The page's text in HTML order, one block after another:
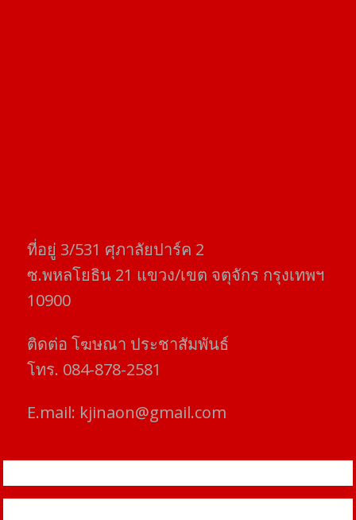
ที่อยู่​ 3/531​ ศุภาลัยปาร์ค​ 2
ซ.พหลโยธิน​ 21​ แขวง/เขต​ จตุจักร​ กรุงเทพฯ
10900
ติดต่อ​ โฆษณา​ ประชาสัมพันธ์
โทร​. 084-878-2581
E.mail: kjinaon@gmail.com